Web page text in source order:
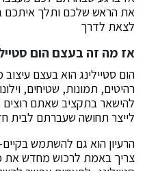
את הראש שלכם ותלך
לצאת לדרך
אז מה זה בעצם הום
הום סטיילינג הוא בעצם
רהיטים, תמונות, שטיחים,
להישאר בתקציב שאתם
לייצר תחושה שעברתם לבית
הרעיון הוא גם להשתמש
צריך באמת לרכוש מחדש את